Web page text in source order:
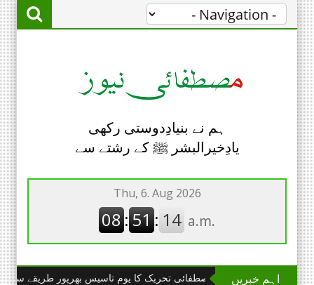
ہم نے بنیادِدوستی رکھی
یادِخیرالبشر ﷺ کے رشتے سے
اہم خبریں
چھانگا مانگا : مصطفائی تحریک کا یوم تاسیس بھرپور طریقے سے منایا گیا۔